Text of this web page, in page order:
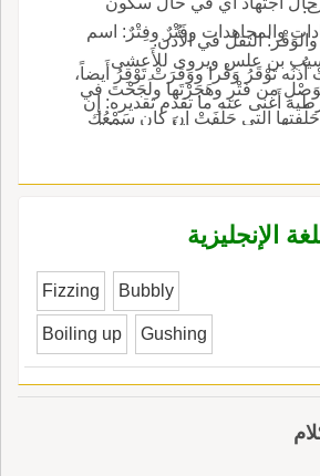
والمجاهدات وفَتْرٌ وفِتْرٌ: اسم
بن علس ويروى للأَعشى
من فَتْرِ وهَجَرْتَها ولَجَحْتَ في
التي حَلَفَتْ إِن كان سَمْعُك
بري: المشهور عند الرواة من
الثقل في الأُذن.
تَوْقَرُ وَقْرا ووَقَرَتْ تَوْقِرُ أَيضاً،
أَغنى عنه ما تقدم تقديره: إِن
سمعت حلفتها أَبو زيد: الفُتْر
يُعْمل من خُوص يُنخل علي الدقيق
الإنجليزية
Fizzing Bubbly
Boiling up Gushing